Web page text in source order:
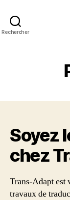
Rechercher
Soyez
chez
Trans-Adapt est
travaux de